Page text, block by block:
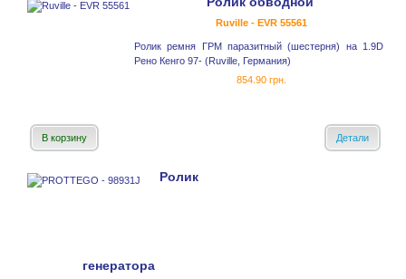
Ruville - EVR 55561
Ролик ремня ГРМ паразитный (шестерня) на 1.9D
Рено Кенго 97- (Ruville, Германия)
854.90 грн.
В корзину Детали
Ролик
генератора